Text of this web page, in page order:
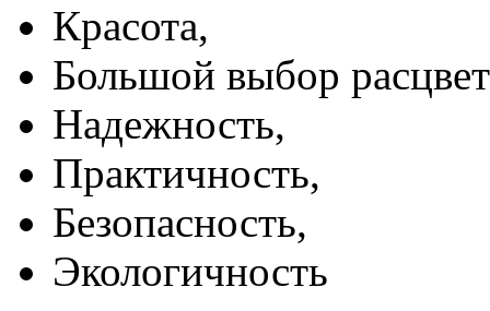
Красота,
Большой выбор
Надежность,
Практичность,
Безопасность,
Экологичность